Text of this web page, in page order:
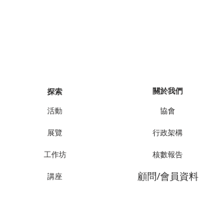
探索
活動
展覽
工作坊
講座
關於我們
協會
行政架構
核數報告
顧問/會員資料